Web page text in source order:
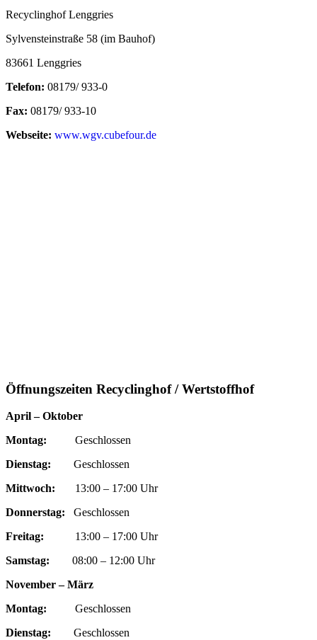
Recyclinghof Lenggries
Sylvensteinstraße 58 (im Bauhof)
83661 Lenggries
Telefon: 08179/ 933-0
Fax: 08179/ 933-10
Webseite: www.wgv.cubefour.de
Öffnungszeiten Recyclinghof / Wertstoffhof
April – Oktober
Montag: Geschlossen
Dienstag: Geschlossen
Mittwoch: 13:00 – 17:00 Uhr
Donnerstag: Geschlossen
Freitag: 13:00 – 17:00 Uhr
Samstag:
08:00 – 12:00 Uhr
November – März
Montag: Geschlossen
Dienstag: Geschlossen